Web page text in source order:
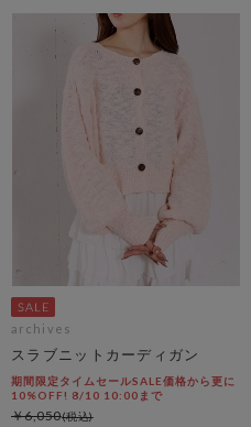
archives
スラブニットカーディガン
期間限定タイムセールSALE価格から更に
10%OFF! 8/10 10:00まで
￥6,050